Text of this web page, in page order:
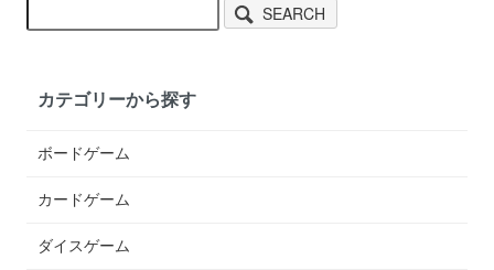
SEARCH
カテゴリーから探す
ボードゲーム
カードゲーム
ダイスゲーム